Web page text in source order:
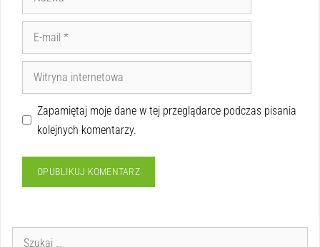
Zapamiętaj moje dane w tej przeglądarce podczas pisania
kolejnych komentarzy.